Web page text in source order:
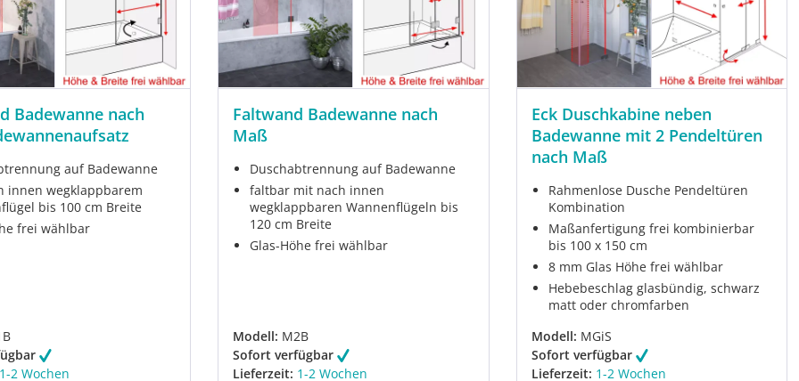
Badewanne nach
auf Badewanne
innen wegklappbarem
bis 100 cm Breite
frei wählbar
1-2 Wochen
Faltwand Badewanne nach
Maß
Duschabtrennung auf Badewanne
faltbar mit nach innen
wegklappbaren Wannenflügeln bis
120 cm Breite
Glas-Höhe frei wählbar
Modell: M2B
Sofort verfügbar
Lieferzeit: 1-2 Wochen
Eck Duschkabine neben
Badewanne mit 2 Pendeltüren
nach Maß
Rahmenlose Dusche Pendeltüren
Kombination
Maßanfertigung frei kombinierbar
bis 100 x 150 cm
8 mm Glas Höhe frei wählbar
Hebebeschlag glasbündig, schwarz
matt oder chromfarben
Modell: MGiS
Sofort verfügbar
Lieferzeit: 1-2 Wochen